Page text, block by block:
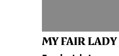
MY FAIR LADY